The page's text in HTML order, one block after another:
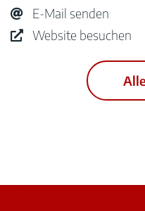
E-Mail senden
Website besuchen